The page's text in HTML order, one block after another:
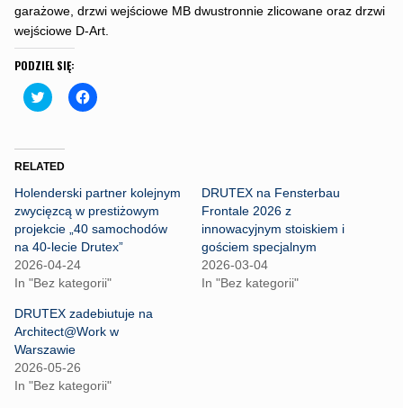
garażowe, drzwi wejściowe MB dwustronnie zlicowane oraz drzwi
wejściowe D-Art.
PODZIEL SIĘ:
C
l
t
o
h
a
r
e
o
n
T
w
i
t
e
r
(
O
p
e
n
C
l
h
a
r
e
o
n
c
o
o
k
e
RELATED
Holenderski partner kolejnym
zwycięzcą w prestiżowym
projekcie „40 samochodów
na 40-lecie Drutex”
2026-04-24
In "Bez kategorii"
DRUTEX na Fensterbau
Frontale 2026 z
innowacyjnym stoiskiem i
gościem specjalnym
2026-03-04
In "Bez kategorii"
DRUTEX zadebiutuje na
Architect@Work w
Warszawie
2026-05-26
In "Bez kategorii"